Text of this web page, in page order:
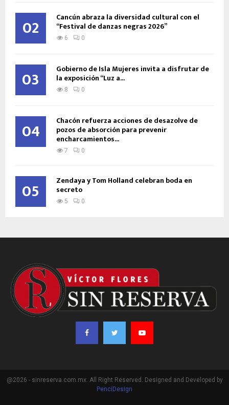
02 Cancún abraza la diversidad cultural con el
“Festival de danzas negras 2026”
6 0
03 Gobierno de Isla Mujeres invita a disfrutar de
la exposición “Luz a...
8 0
04 Chacón refuerza acciones de desazolve de
pozos de absorción para prevenir
encharcamientos...
7 0
05 Zendaya y Tom Holland celebran boda en
secreto
5 0
@2026 - sinreserva.com.mx. All Right Reserved. Designed and Developed by
PenciDesign